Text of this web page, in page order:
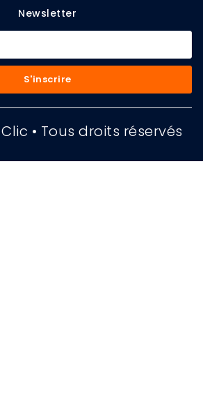
Newsletter
S'inscrire
• Tous droits réservés